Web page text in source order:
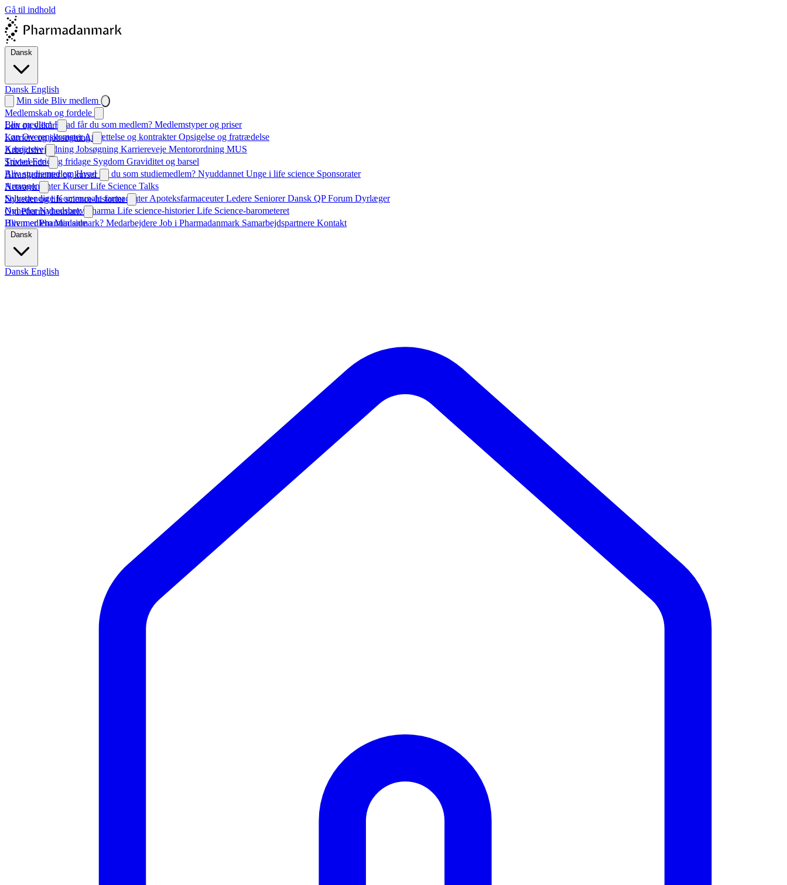
Gå til indhold
Dansk
Dansk English
Min side Bliv medlem
Medlemskab og fordele
Bliv medlemHvad får du som medlem? Medlemstyper og priser
Løn og vilkår
LønOverenskomsterAnsættelse og kontrakterOpsigelse og fratrædelse
Karriere og jobsøgning
Karrierevejledning Jobsøgning Karriereveje Mentorordning MUS
Arbejdsliv
TrivselFerie og fridage Sygdom Graviditet og barsel
Studerende
Bliv studiemedlemHvad får du som studiemedlem? Nyuddannet Unge i life science Sponsorater
Arrangementer og kurser
ArrangementerKurserLife Science Talks
Netværk
SelvstændigeKommunale farmaceuterApoteksfarmaceuterLedere SeniorerDansk QP Forum Dyrlæger
Nyheder og life science-historier
NyhederNyhedsbrev Pharma Life science-historierLife Science-barometeret
Om Pharmadanmark
Hvem er Pharmadanmark? Medarbejdere Job i Pharmadanmark Samarbejdspartnere Kontakt
Bliv medlemMin side
Dansk
Dansk English